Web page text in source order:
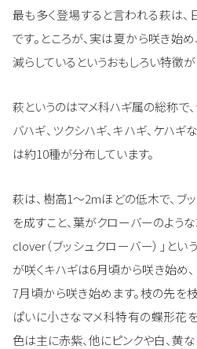
最も多く登場すると言われる萩は
です。ところが、実は夏から咲き始
減らしているというおもしろい特徴が
萩というのはマメ科ハギ属の総称で
バハギ、ツクシハギ、キハギ、ケハ
は約10種が分布しています。
萩は、樹高1～2mほどの低木で、ブッ
を成すこと、葉がクローバーのよう
clover（ブッシュクローバー）」とい
が咲くキハギは6月頃から咲き始め
7月頃から咲き始めます。枝の先を
ぱいに小さなマメ科特有の蝶形花
色は主に赤紫、他にピンクや白、黄な